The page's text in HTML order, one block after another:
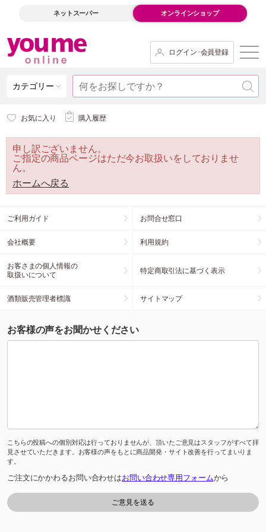
ネットスーパー オンラインショップ
ログイン･会員登録
カテゴリー
お気に入り 購入履歴
申し訳ございません。
ご指定の商品ページはただ今お取扱いをしておりませ
ん。
ホームへ戻る
ご利用ガイド お問合せ窓口
会社概要 利用規約
お客さまの個人情報の
取扱いについて
特定商取引法に基づく表示
酒類販売管理者標識 サイトマップ
お客様の声をお聞かせください
こちらの投稿への個別対応は行っておりませんが、頂いたご意見はスタッフがすべて拝
見させていただきます。お客様の声をもとに商品開発・サイト改善を行ってまいりま
す。
ご注文にかかわるお問い合わせはお問い合わせ専用フォームから